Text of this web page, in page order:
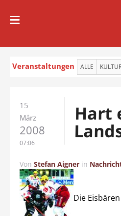
Veranstaltungen ALLE
15
März
2008
07:06
Hart
Von Stefan Aigner in
Die